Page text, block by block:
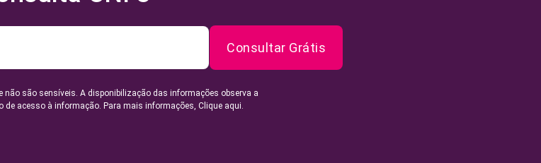
Consultar Grátis
não são sensíveis. A disponibilização das informações observa a
de acesso à informação. Para mais informações, Clique aqui.